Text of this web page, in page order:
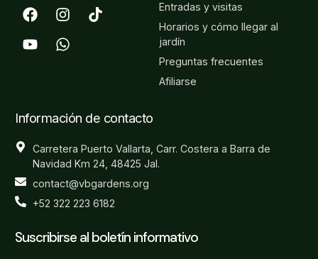
Entradas y visitas
Horarios y cómo llegar al
jardín
Preguntas frecuentes
Afiliarse
Información de contacto
Carretera Puerto Vallarta, Carr. Costera a Barra de
Navidad Km 24, 48425 Jal.
contact@vbgardens.org
+52 322 223 6182
Suscribirse al boletín informativo